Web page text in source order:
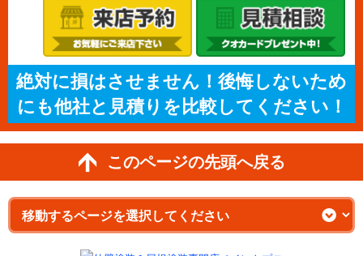
絶対に損はさせません！後悔しないため
にも他社と見積りを比較してください！
このページの先頭へ戻る